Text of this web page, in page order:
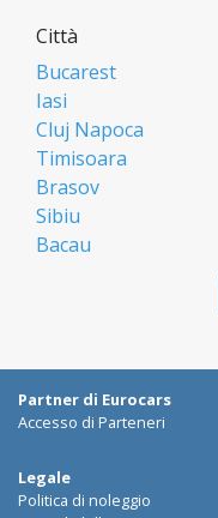
Città
Bucarest
Iasi
Cluj Napoca
Timisoara
Brasov
Sibiu
Bacau
Galati
Suceava
Focsani
Targoviste
Partner di Eurocars
Accesso di Parteneri
Legale
Politica di noleggio